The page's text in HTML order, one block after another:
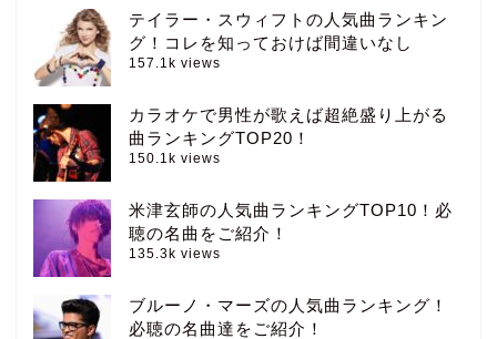
テイラー・スウィフトの人気曲ランキン
グ！コレを知っておけば間違いなし
157.1k views
カラオケで男性が歌えば超絶盛り上がる
曲ランキングTOP20！
150.1k views
米津玄師の人気曲ランキングTOP10！必
聴の名曲をご紹介！
135.3k views
ブルーノ・マーズの人気曲ランキング！
必聴の名曲達をご紹介！